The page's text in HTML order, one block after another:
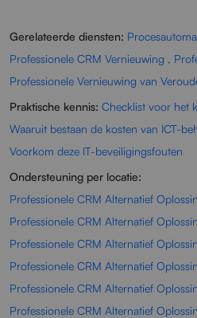
Gerelateerde diensten:
Professionele CRM Vernieuwing ,
Professionele Vernieuwing van
Praktische kennis: Checklist voor het
Waaruit bestaan de kosten van ICT-
Voorkom deze IT-beveiligingsfouten
Ondersteuning per locatie:
Professionele CRM Alternatief
Professionele CRM Alternatief
Professionele CRM Alternatief
Professionele CRM Alternatief
Professionele CRM Alternatief
Professionele CRM Alternatief